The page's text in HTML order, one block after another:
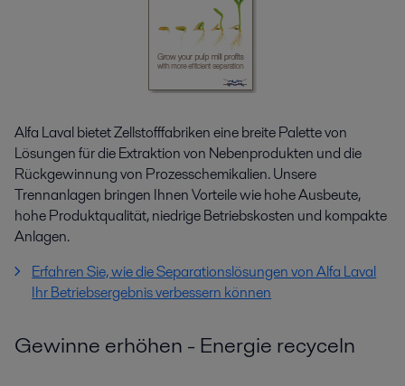
Alfa Laval bietet Zellstofffabriken eine breite Palette von
Lösungen für die Extraktion von Nebenprodukten und die
Rückgewinnung von Prozesschemikalien. Unsere
Trennanlagen bringen Ihnen Vorteile wie hohe Ausbeute,
hohe Produktqualität, niedrige Betriebskosten und kompakte
Anlagen.
Erfahren Sie, wie die Separationslösungen von Alfa Laval
Ihr Betriebsergebnis verbessern können
Gewinne erhöhen - Energie recyceln